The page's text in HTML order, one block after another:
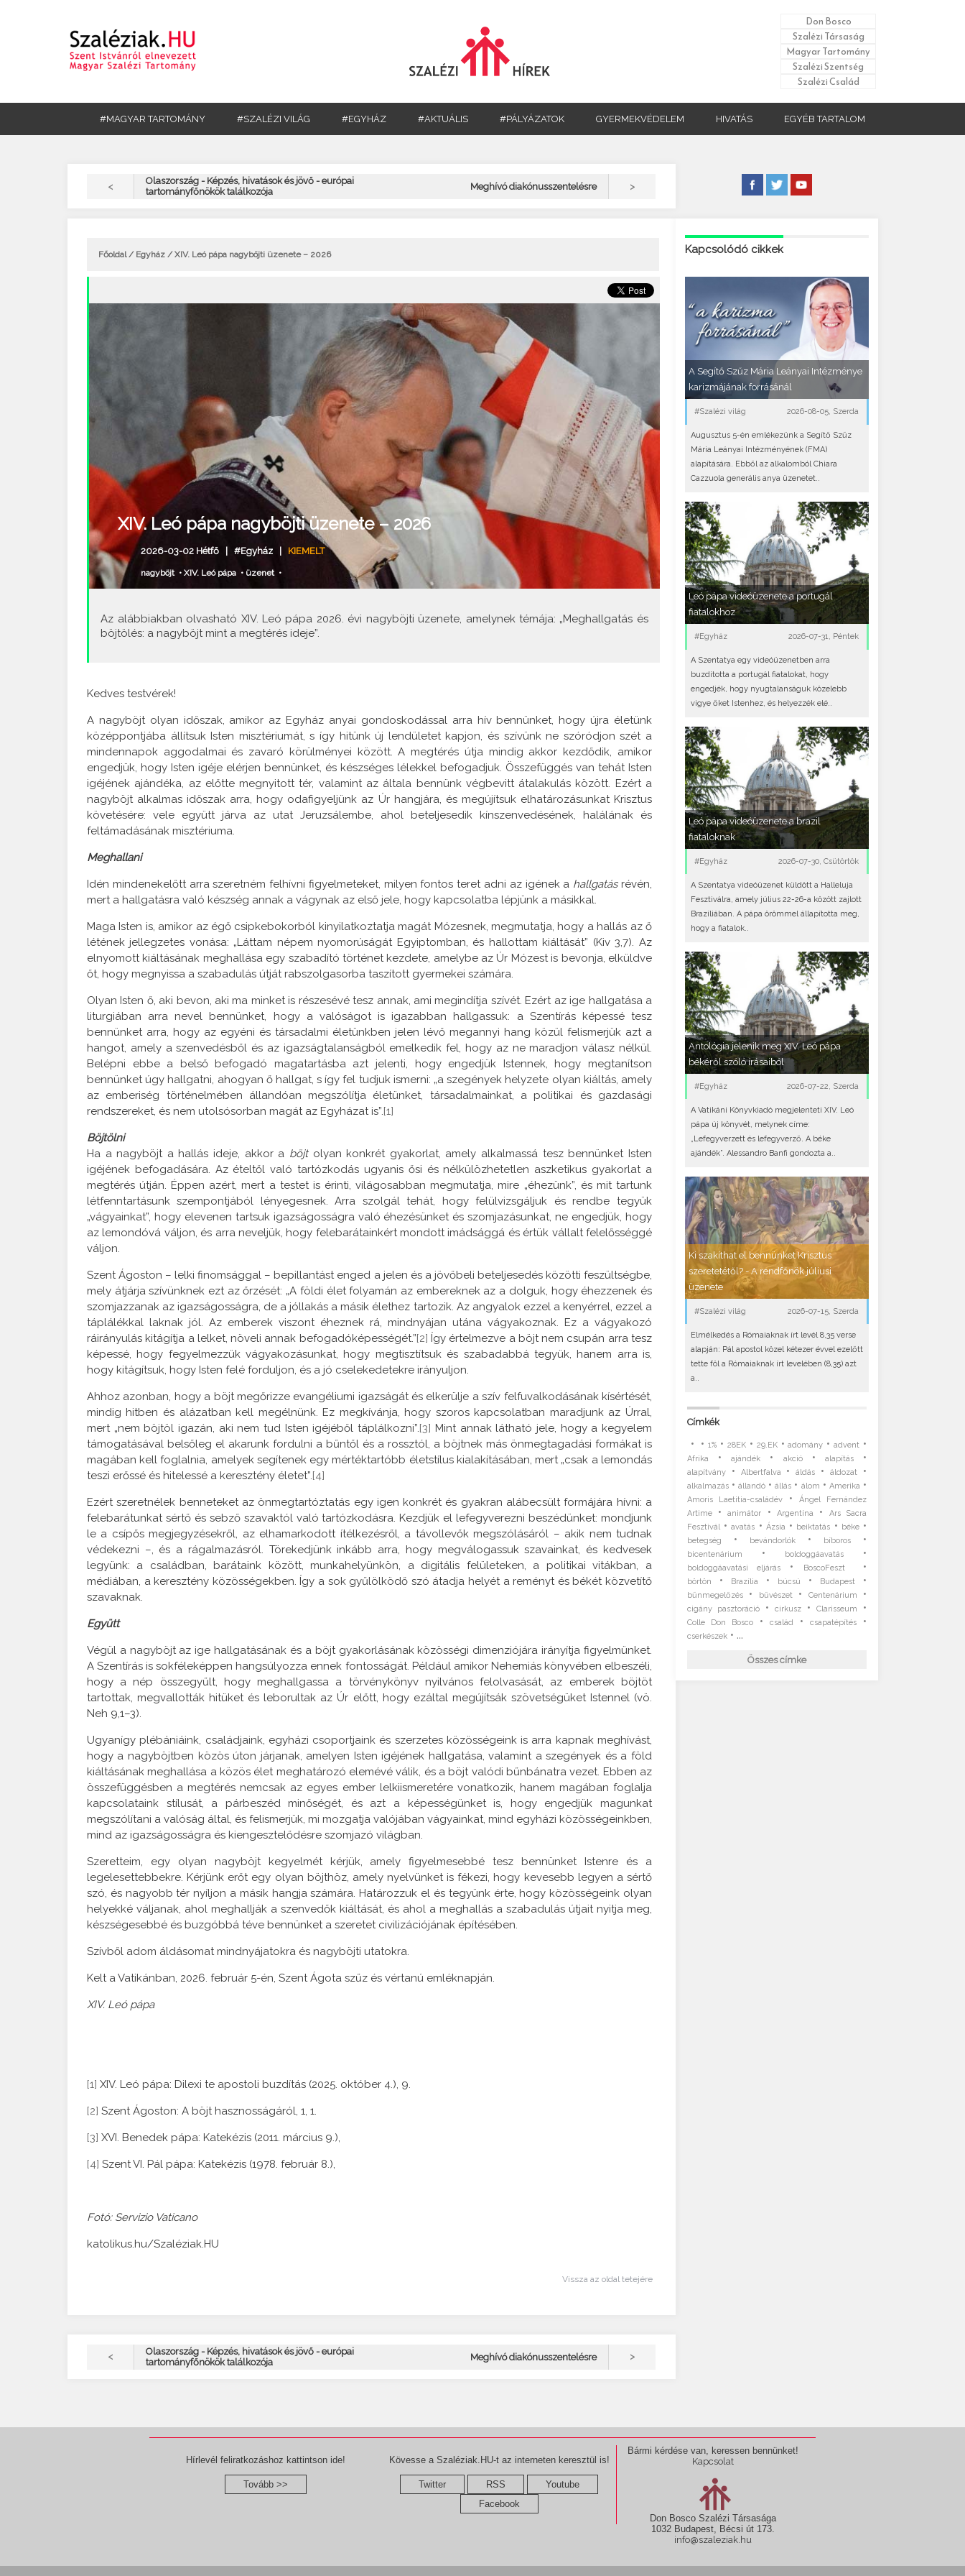
Don Bosco
Szalézi Társaság
Magyar Tartomány
Szalézi Szentség
Szalézi Család
#MAGYAR TARTOMÁNY #SZALÉZI VILÁG #EGYHÁZ #AKTUÁLIS #PÁLYÁZATOK GYERMEKVÉDELEM HIVATÁS EGYÉB TARTALOM
<
Olaszország - Képzés, hivatások és jövő - európai
tartományfőnökök találkozója
Meghívó diakónusszentelésre >
Főoldal/ Egyház / XIV. Leó pápa nagyböjti üzenete – 2026
XIV. Leó pápa nagyböjti üzenete – 2026
2026-03-02 Hétfő | #Egyház| KIEMELT
nagyböjt• XIV. Leó pápa• üzenet•
Az alábbiakban olvasható XIV. Leó pápa 2026. évi nagyböjti üzenete, amelynek témája: „Meghallgatás és
böjtölés: a nagyböjt mint a megtérés ideje”.
Kedves testvérek!
A nagyböjt olyan időszak, amikor az Egyház anyai gondoskodással arra hív bennünket, hogy újra életünk
középpontjába állítsuk Isten misztériumát, s így hitünk új lendületet kapjon, és szívünk ne szóródjon szét a
mindennapok aggodalmai és zavaró körülményei között. A megtérés útja mindig akkor kezdődik, amikor
engedjük, hogy Isten igéje elérjen bennünket, és készséges lélekkel befogadjuk. Összefüggés van tehát Isten
igéjének ajándéka, az előtte megnyitott tér, valamint az általa bennünk végbevitt átalakulás között. Ezért a
nagyböjt alkalmas időszak arra, hogy odafigyeljünk az Úr hangjára, és megújítsuk elhatározásunkat Krisztus
követésére: vele együtt járva az utat Jeruzsálembe, ahol beteljesedik kínszenvedésének, halálának és
feltámadásának misztériuma.
Meghallani
Idén mindenekelőtt arra szeretném felhívni figyelmeteket, milyen fontos teret adni az igének a hallgatásrévén,
mert a hallgatásra való készség annak a vágynak az első jele, hogy kapcsolatba lépjünk a másikkal.
Maga Isten is, amikor az égő csipkebokorból kinyilatkoztatja magát Mózesnek, megmutatja, hogy a hallás az ő
létének jellegzetes vonása: „Láttam népem nyomorúságát Egyiptomban, és hallottam kiáltását” (Kiv 3,7). Az
elnyomott kiáltásának meghallása egy szabadító történet kezdete, amelybe az Úr Mózest is bevonja, elküldve
őt, hogy megnyissa a szabadulás útját rabszolgasorba taszított gyermekei számára.
Olyan Isten ő, aki bevon, aki ma minket is részesévé tesz annak, ami megindítja szívét. Ezért az ige hallgatása a
liturgiában arra nevel bennünket, hogy a valóságot is igazabban hallgassuk: a Szentírás képessé tesz
bennünket arra, hogy az egyéni és társadalmi életünkben jelen lévő megannyi hang közül felismerjük azt a
hangot, amely a szenvedésből és az igazságtalanságból emelkedik fel, hogy az ne maradjon válasz nélkül.
Belépni ebbe a belső befogadó magatartásba azt jelenti, hogy engedjük Istennek, hogy megtanítson
bennünket úgy hallgatni, ahogyan ő hallgat, s így fel tudjuk ismerni: „a szegények helyzete olyan kiáltás, amely
az emberiség történelmében állandóan megszólítja életünket, társadalmainkat, a politikai és gazdasági
rendszereket, és nem utolsósorban magát az Egyházat is”.[1]
Böjtölni
Ha a nagyböjt a hallás ideje, akkor a böjtolyan konkrét gyakorlat, amely alkalmassá tesz bennünket Isten
igéjének befogadására. Az ételtől való tartózkodás ugyanis ősi és nélkülözhetetlen aszketikus gyakorlat a
megtérés útján. Éppen azért, mert a testet is érinti, világosabban megmutatja, mire „éhezünk”, és mit tartunk
létfenntartásunk szempontjából lényegesnek. Arra szolgál tehát, hogy felülvizsgáljuk és rendbe tegyük
„vágyainkat”, hogy elevenen tartsuk igazságosságra való éhezésünket és szomjazásunkat, ne engedjük, hogy
az lemondóvá váljon, és arra neveljük, hogy felebarátainkért mondott imádsággá és értük vállalt felelősséggé
váljon.
Szent Ágoston – lelki finomsággal – bepillantást enged a jelen és a jövőbeli beteljesedés közötti feszültségbe,
mely átjárja szívünknek ezt az őrzését: „A földi élet folyamán az embereknek az a dolguk, hogy éhezzenek és
szomjazzanak az igazságosságra, de a jóllakás a másik élethez tartozik. Az angyalok ezzel a kenyérrel, ezzel a
táplálékkal laknak jól. Az emberek viszont éheznek rá, mindnyájan utána vágyakoznak. Ez a vágyakozó
ráirányulás kitágítja a lelket, növeli annak befogadóképességét.”[2] Így értelmezve a böjt nem csupán arra tesz
képessé, hogy fegyelmezzük vágyakozásunkat, hogy megtisztítsuk és szabadabbá tegyük, hanem arra is,
hogy kitágítsuk, hogy Isten felé forduljon, és a jó cselekedetekre irányuljon.
Ahhoz azonban, hogy a böjt megőrizze evangéliumi igazságát és elkerülje a szív felfuvalkodásának kísértését,
mindig hitben és alázatban kell megélnünk. Ez megkívánja, hogy szoros kapcsolatban maradjunk az Úrral,
mert „nem böjtöl igazán, aki nem tud Isten igéjéből táplálkozni”.[3] Mint annak látható jele, hogy a kegyelem
támogatásával belsőleg el akarunk fordulni a bűntől és a rossztól, a böjtnek más önmegtagadási formákat is
magában kell foglalnia, amelyek segítenek egy mértéktartóbb életstílus kialakításában, mert „csak a lemondás
teszi erőssé és hitelessé a keresztény életet”.[4]
Ezért szeretnélek benneteket az önmegtartóztatás egy igen konkrét és gyakran alábecsült formájára hívni: a
felebarátunkat sértő és sebző szavaktól való tartózkodásra. Kezdjük el lefegyverezni beszédünket: mondjunk
le a csípős megjegyzésekről, az elhamarkodott ítélkezésről, a távollevők megszólásáról – akik nem tudnak
védekezni –, és a rágalmazásról. Törekedjünk inkább arra, hogy megválogassuk szavainkat, és kedvesek
legyünk: a családban, barátaink között, munkahelyünkön, a digitális felületeken, a politikai vitákban, a
médiában, a keresztény közösségekben. Így a sok gyűlölködő szó átadja helyét a reményt és békét közvetítő
szavaknak.
Együtt
Végül a nagyböjt az ige hallgatásának és a böjt gyakorlásának közösségi dimenziójára irányítja figyelmünket.
A Szentírás is sokféleképpen hangsúlyozza ennek fontosságát. Például amikor Nehemiás könyvében elbeszéli,
hogy a nép összegyűlt, hogy meghallgassa a törvénykönyv nyilvános felolvasását, az emberek böjtöt
tartottak, megvallották hitüket és leborultak az Úr előtt, hogy ezáltal megújítsák szövetségüket Istennel (vö.
Neh 9,1–3).
Ugyanígy plébániáink, családjaink, egyházi csoportjaink és szerzetes közösségeink is arra kapnak meghívást,
hogy a nagyböjtben közös úton járjanak, amelyen Isten igéjének hallgatása, valamint a szegények és a föld
kiáltásának meghallása a közös élet meghatározó elemévé válik, és a böjt valódi bűnbánatra vezet. Ebben az
összefüggésben a megtérés nemcsak az egyes ember lelkiismeretére vonatkozik, hanem magában foglalja
kapcsolataink stílusát, a párbeszéd minőségét, és azt a képességünket is, hogy engedjük magunkat
megszólítani a valóság által, és felismerjük, mi mozgatja valójában vágyainkat, mind egyházi közösségeinkben,
mind az igazságosságra és kiengesztelődésre szomjazó világban.
Szeretteim, egy olyan nagyböjt kegyelmét kérjük, amely figyelmesebbé tesz bennünket Istenre és a
legelesettebbekre. Kérjünk erőt egy olyan böjthöz, amely nyelvünket is fékezi, hogy kevesebb legyen a sértő
szó, és nagyobb tér nyíljon a másik hangja számára. Határozzuk el és tegyünk érte, hogy közösségeink olyan
helyekké váljanak, ahol meghallják a szenvedők kiáltását, és ahol a meghallás a szabadulás útjait nyitja meg,
készségesebbé és buzgóbbá téve bennünket a szeretet civilizációjának építésében.
Szívből adom áldásomat mindnyájatokra és nagyböjti utatokra.
Kelt a Vatikánban, 2026. február 5-én, Szent Ágota szűz és vértanú emléknapján.
XIV. Leó pápa
[1] XIV. Leó pápa: Dilexi te apostoli buzdítás (2025. október 4.), 9.
[2] Szent Ágoston: A böjt hasznosságáról, 1, 1.
[3] XVI. Benedek pápa: Katekézis (2011. március 9.),
[4] Szent VI. Pál pápa: Katekézis (1978. február 8.),
Fotó: Servizio Vaticano
katolikus.hu/Szaléziak.HU
Vissza az oldal tetejére
Kapcsolódó cikkek
A Segítő Szűz Mária Leányai Intézménye
karizmájának forrásánál
#Szalézi világ 2026-08-05, Szerda
Augusztus 5-én emlékezünk a Segítő Szűz
Mária Leányai Intézményének (FMA)
alapítására. Ebből az alkalomból Chiara
Cazzuola generális anya üzenetet..
Leó pápa videóüzenete a portugál
fiatalokhoz
#Egyház 2026-07-31, Péntek
A Szentatya egy videóüzenetben arra
buzdította a portugál fiatalokat, hogy
engedjék, hogy nyugtalanságuk közelebb
vigye őket Istenhez, és helyezzék elé..
Leó pápa videóüzenete a brazil
fiataloknak
#Egyház 2026-07-30, Csütörtök
A Szentatya videóüzenet küldött a Halleluja
Fesztiválra, amely július 22-26-a között zajlott
Brazíliában. A pápa örömmel állapította meg,
hogy a fiatalok..
Antológia jelenik meg XIV. Leó pápa
békéről szóló írásaiból
#Egyház 2026-07-22, Szerda
A Vatikáni Könyvkiadó megjelenteti XIV. Leó
pápa új könyvét, melynek címe:
„Lefegyverzett és lefegyverző. A béke
ajándék”. Alessandro Banfi gondozta a..
Ki szakíthat el bennünket Krisztus
szeretetétől? - A rendfőnök júliusi
üzenete
#Szalézi világ 2026-07-15, Szerda
Elmélkedés a Rómaiaknak írt levél 8,35 verse
alapján: Pál apostol közel kétezer évvel ezelőtt
tette föl a Rómaiaknak írt levelében (8,35) azt
a..
Címkék
• •1% • 28EK • 29.EK•adomány •advent •
Afrika •ajándék • akció• alapítás•
alapítvány• Albertfalva •áldás •áldozat •
alkalmazás•állandó •állás • álom • Amerika •
Amoris Laetitia-családév•
Ángel Fernández
Artime•animátor •Argentína •
Ars Sacra
Fesztivál•avatás • Ázsia • beiktatás • béke•
betegség • bevándorlók• bíboros •
bicentenárium • boldoggáavatás•
boldoggáavatási eljárás • BoscoFeszt •
börtön • Brazília • búcsú • Budapest •
bűnmegelőzés• bűvészet• Centenárium •
cigány pasztoráció• cirkusz•Clarisseum •
Colle Don Bosco• család •csapatépítés •
cserkészek• ...
Összes címke
<
Olaszország - Képzés, hivatások és jövő - európai
tartományfőnökök találkozója
Meghívó diakónusszentelésre >
Hírlevél feliratkozáshoz kattintson ide!
Tovább >>
Kövesse a Szaléziak.HU-t az interneten keresztül is!
Twitter RSS
Youtube
Facebook
Bármi kérdése van, keressen bennünket!
Kapcsolat
Don Bosco Szalézi Társasága
1032 Budapest, Bécsi út 173.
info@szaleziak.hu